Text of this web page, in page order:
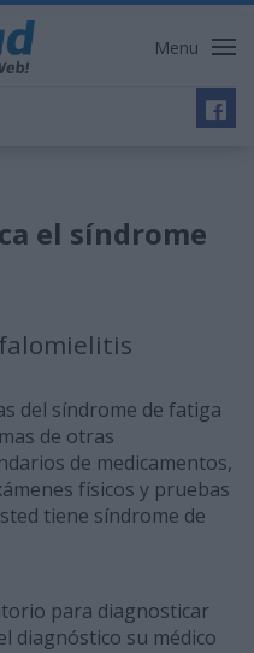
Menu
el síndrome
del síndrome de fatiga
de otras
de medicamentos,
físicos y pruebas
tiene síndrome de
para diagnosticar
diagnóstico su médico